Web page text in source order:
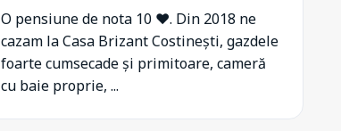
O pensiune de nota 10 ❤️. Din 2018 ne
cazam la Casa Brizant Costinești, gazdele
foarte cumsecade și primitoare, cameră
cu baie proprie, ...